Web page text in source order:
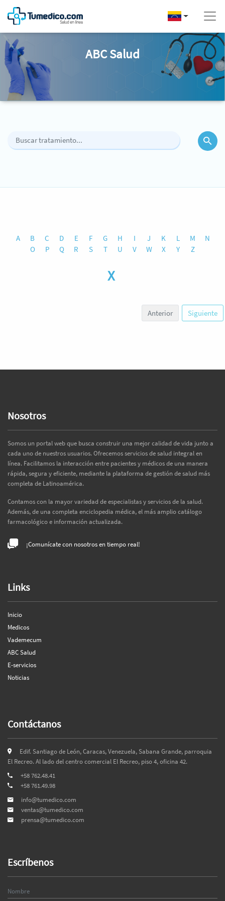
ABC Salud
A B C D E F G H I J K L M
N
O
P Q R S T U V W X Y Z
X
Anterior Siguiente
Nosotros
Somos un portal web que busca construir una mejor calidad de vida junto a
cada uno de nuestros usuarios. Ofrecemos servicios de salud integral en
línea. Facilitamos la interacción entre pacientes y médicos de una manera
rápida, segura y eficiente, mediante la plataforma de gestión de salud más
completa de Latinoamérica.
Contamos con la mayor variedad de especialistas y servicios de la salud.
Además, de una completa enciclopedia médica, el más amplio catálogo
farmacológico e información actualizada.
¡Comunícate con nosotros en tiempo real!
Links
Inicio
Medicos
Vademecum
ABC Salud
E-servicios
Noticias
Contáctanos
Edif. Santiago de León, Caracas, Venezuela, Sabana Grande, parroquia
El Recreo. Al lado del centro comercial El Recreo, piso 4, oficina 42.
+58 762.48.41
+58 761.49.98
info@tumedico.com
ventas@tumedico.com
prensa@tumedico.com
Escríbenos